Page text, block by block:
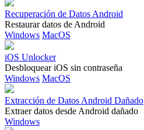
Recuperación de Datos Android
Restaurar datos de Android
Windows MacOS
iOS Unlocker
Desbloquear iOS sin contraseña
Windows MacOS
Extracción de Datos Android Dañado
Extraer datos desde Android dañado
Windows